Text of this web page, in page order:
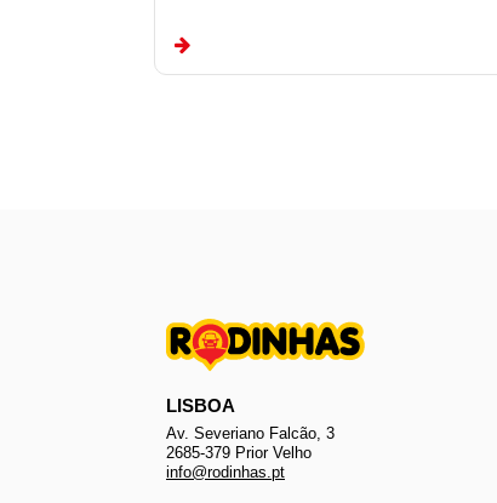
LISBOA
Av. Severiano Falcão, 3
2685-379 Prior Velho
info@rodinhas.pt